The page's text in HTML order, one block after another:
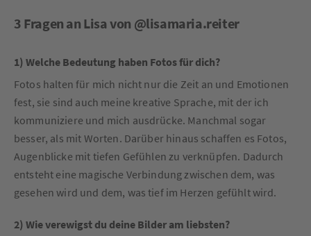
3 Fragen an Lisa von @lisamaria.reiter
1) Welche Bedeutung haben Fotos für dich?
Fotos halten für mich nicht nur die Zeit an und Emotionen
fest, sie sind auch meine kreative Sprache, mit der ich
kommuniziere und mich ausdrücke. Manchmal sogar
besser, als mit Worten. Darüber hinaus schaffen es Fotos,
Augenblicke mit tiefen Gefühlen zu verknüpfen. Dadurch
entsteht eine magische Verbindung zwischen dem, was
gesehen wird und dem, was tief im Herzen gefühlt wird.
2) Wie verewigst du deine Bilder am liebsten?